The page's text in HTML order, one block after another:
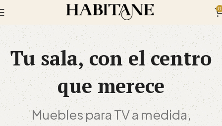
0
Tu sala, con el centro
que merece
Muebles para TV a medida,